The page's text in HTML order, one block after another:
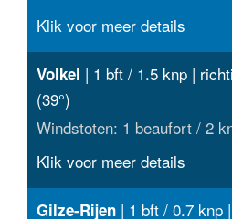
Klik voor meer details
Volkel | 1 bft / 1.5 knp |
(39°)
Windstoten: 1 beaufort / 2
Klik voor meer details
Gilze-Rijen | 1 bft / 0.7 knp